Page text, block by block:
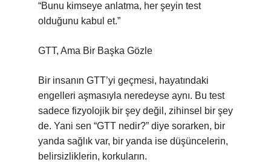
“Bunu kimseye anlatma, her şeyin test
olduğunu kabul et.”
GTT, Ama Bir Başka Gözle
Bir insanın GTT’yi geçmesi, hayatındaki
engelleri aşmasıyla neredeyse aynı. Bu test
sadece fizyolojik bir şey değil, zihinsel bir şey
de. Yani sen “GTT nedir?” diye sorarken, bir
yanda sağlık var, bir yanda ise düşüncelerin,
belirsizliklerin, korkuların.